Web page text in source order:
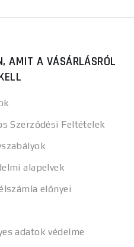
AMIT A VÁSÁRLÁSRÓL
Szerződési Feltételek
alapelvek
előnyei
adatok védelme